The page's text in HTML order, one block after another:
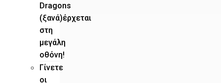
Dragons
(ξανά)έρχεται
στη
μεγάλη
οθόνη!
Γίνετε
οι